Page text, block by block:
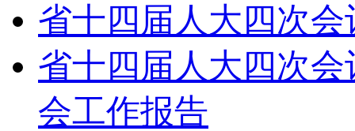
省十四届人大四次
省十四届人大四次
会工作报告